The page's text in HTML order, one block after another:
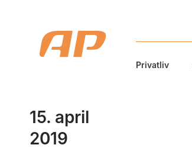
Privatliv
15. april
2019